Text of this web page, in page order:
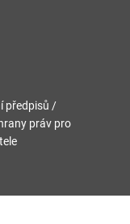
předpisů /
práv pro